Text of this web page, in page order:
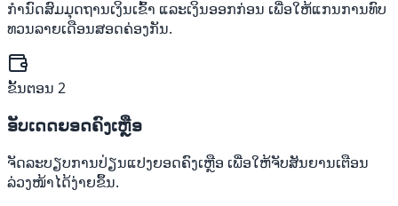
ກໍານົດສົມມຸດຖານເງິນເຂົ້າ ແລະເງິນອອກກ່ອນ ເພື່ອໃຫ້ແກນການທົບ
ທວນລາຍເດືອນສອດຄ່ອງກັນ.
ຂັ້ນຕອນ 2
ອັບເດດຍອດຄົງເຫຼືອ
ຈັດລະບຽບການປ່ຽນແປງຍອດຄົງເຫຼືອ ເພື່ອໃຫ້ຈັບສັນຍານເຕືອນ
ລ່ວງໜ້າໄດ້ງ່າຍຂຶ້ນ.